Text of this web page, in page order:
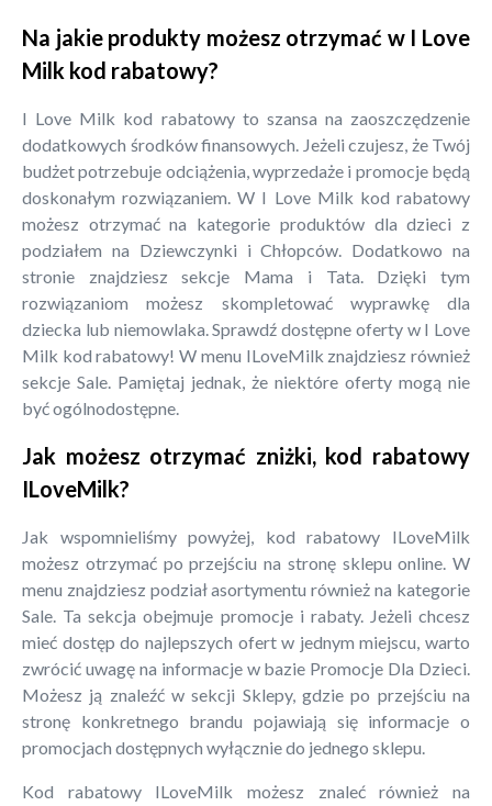
Na jakie produkty możesz otrzymać w I Love
Milk kod rabatowy?
I Love Milk kod rabatowy to szansa na zaoszczędzenie
dodatkowych środków finansowych. Jeżeli czujesz, że Twój
budżet potrzebuje odciążenia, wyprzedaże i promocje będą
doskonałym rozwiązaniem. W I Love Milk kod rabatowy
możesz otrzymać na kategorie produktów dla dzieci z
podziałem na Dziewczynki i Chłopców. Dodatkowo na
stronie znajdziesz sekcje Mama i Tata. Dzięki tym
rozwiązaniom możesz skompletować wyprawkę dla
dziecka lub niemowlaka. Sprawdź dostępne oferty w I Love
Milk kod rabatowy! W menu ILoveMilk znajdziesz również
sekcje Sale. Pamiętaj jednak, że niektóre oferty mogą nie
być ogólnodostępne.
Jak możesz otrzymać zniżki, kod rabatowy
ILoveMilk?
Jak wspomnieliśmy powyżej, kod rabatowy ILoveMilk
możesz otrzymać po przejściu na stronę sklepu online. W
menu znajdziesz podział asortymentu również na kategorie
Sale. Ta sekcja obejmuje promocje i rabaty. Jeżeli chcesz
mieć dostęp do najlepszych ofert w jednym miejscu, warto
zwrócić uwagę na informacje w bazie Promocje Dla Dzieci.
Możesz ją znaleźć w sekcji Sklepy, gdzie po przejściu na
stronę konkretnego brandu pojawiają się informacje o
promocjach dostępnych wyłącznie do jednego sklepu.
Kod rabatowy ILoveMilk możesz znaleć również na